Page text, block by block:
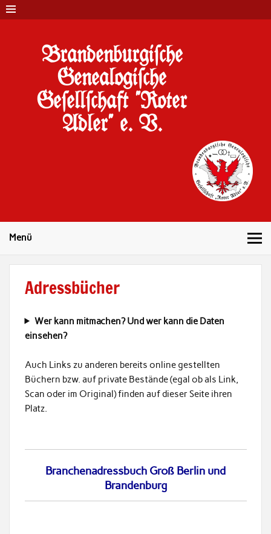
Brandenburgi#che
Genealogi#che
Ge#ell#chaft "Roter
Adler" e. V.
Menü
Adressbücher
Wer kann mitmachen? Und wer kann die Daten
einsehen?
Auch Links zu anderen bereits online gestellten
Büchern bzw. auf private Bestände (egal ob als Link,
Scan oder im Original) finden auf dieser Seite ihren
Platz.
Branchenadressbuch Groß Berlin und
Brandenburg